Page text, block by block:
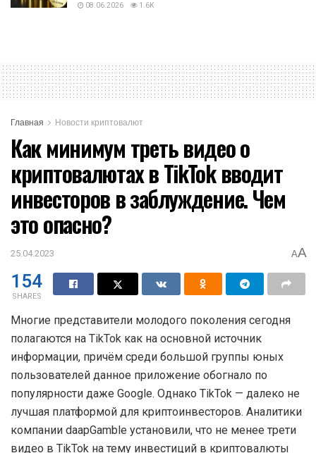
08.06.2026 1.6K
Главная Новости криптовалют
Как минимум треть видео о
криптовалютах в TikTok вводит
инвесторов в заблуждение. Чем
это опасно?
25.04.2023 AA
154
SHARES
Многие представители молодого поколения сегодня
полагаются на TikTok как на основной источник
информации, причём среди большой группы юных
пользователей данное приложение обогнало по
популярности даже Google. Однако TikTok — далеко не
лучшая платформой для криптоинвесторов. Аналитики
компании daapGamble установили, что не менее трети
видео в TikTok на тему инвестиций в криптовалюты